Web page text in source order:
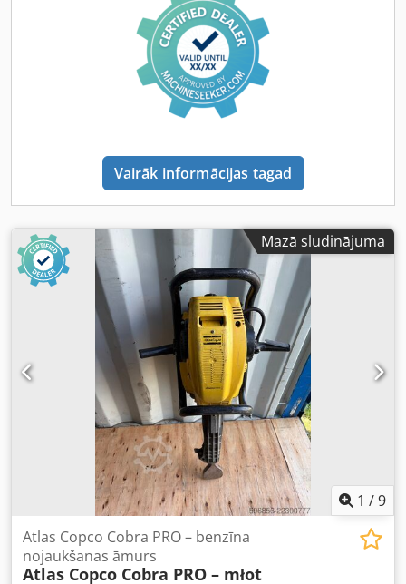
Vairāk informācijas tagad
Mazā sludinājuma
1 /9
Atlas Copco Cobra PRO – benzīna
nojaukšanas āmurs
Atlas Copco Cobra PRO – młot